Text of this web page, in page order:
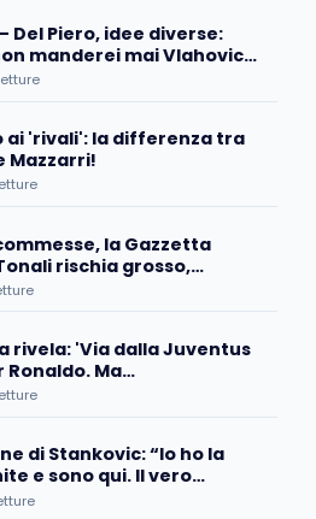
Del Piero, idee diverse:
manderei mai Vlahovic
microfoni perché….”
ai 'rivali': la differenza tra
Mazzarri!
la Gazzetta
rischia grosso,
scommesso...
rivela: 'Via dalla Juventus
Ronaldo. Ma
di Stankovic: “Io ho la
e sono qui. Il vero
è quando…”